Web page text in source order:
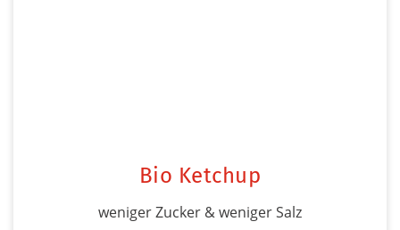
Bio Ketchup
weniger Zucker & weniger Salz